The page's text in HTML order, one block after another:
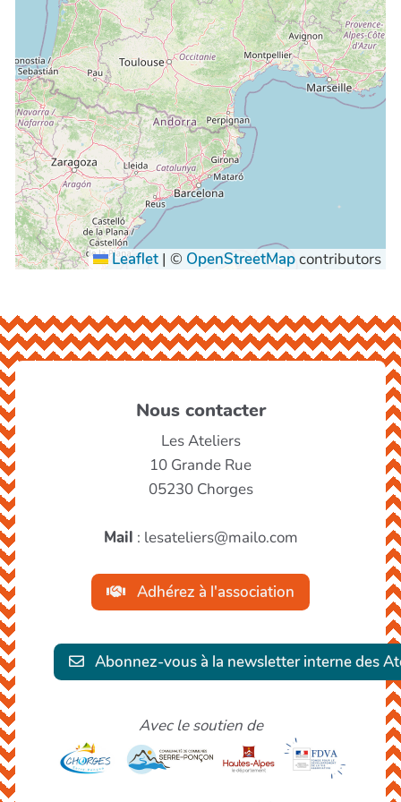
Leaflet | © OpenStreetMapcontributors
Nous contacter
Les Ateliers
10 Grande Rue
05230 Chorges
Mail : lesateliers@mailo.com
Adhérez à l'association
Abonnez-vous à la newsletter interne des
Avec le soutien de